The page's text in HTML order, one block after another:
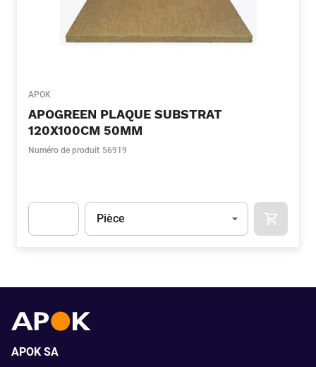
APOK
APOGREEN PLAQUE SUBSTRAT
120X100CM 50MM
Numéro de produit 56919
Unité
Pièce
APOK SA